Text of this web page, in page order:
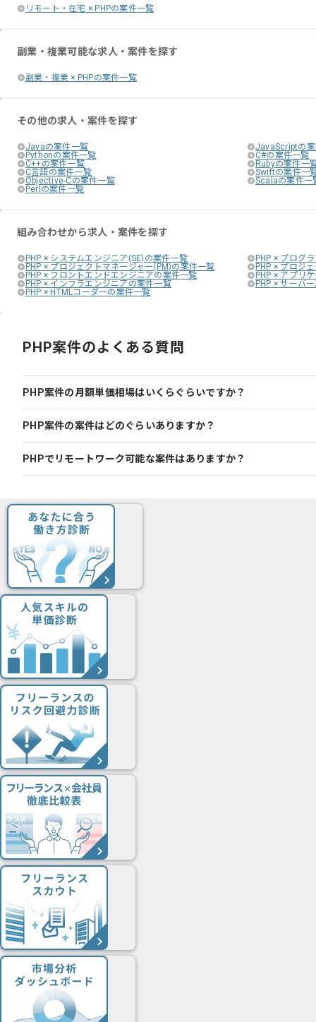
リモート・在宅 × PHPの案件一覧
副業・複業可能な求人・案件を探す
副業・複業 × PHPの案件一覧
その他の求人・案件を探す
Javaの案件一覧
JavaScriptの
Pythonの案件一覧
C#の案件一覧
C++の案件一覧
Rubyの案件一
C言語の案件一覧
Swiftの案件一
Objective-Cの案件一覧
Scalaの案件一
Perlの案件一覧
組み合わせから求人・案件を探す
PHP × システムエンジニア(SE)の案件一覧
PHP × プログ
PHP × プロジェクトマネージャー(PM)の案件一覧
PHP × プロジ
PHP × フロントエンドエンジニアの案件一覧
PHP × アプリ
PHP × インフラエンジニアの案件一覧
PHP × サーバ
PHP × HTMLコーダーの案件一覧
PHP案件のよくある質問
PHP案件の月額単価相場はいくらぐらいですか？
PHP案件の案件はどのぐらいありますか？
PHPでリモートワーク可能な案件はありますか？